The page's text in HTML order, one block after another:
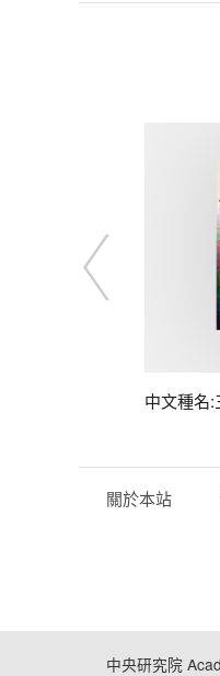
中文種名:
關於本站
中央研究院